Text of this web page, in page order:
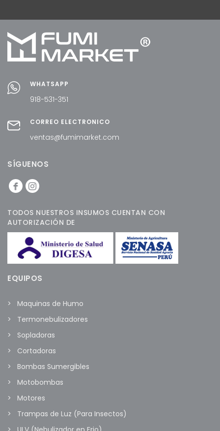
WHATSAPP
918-531-351
CORREO ELECTRÓNICO
ventas@fumimarket.com
SÍGUENOS
TODOS NUESTROS INSUMOS CUENTAN CON
AUTORIZACIÓN DE
EQUIPOS
Maquinas de Humo
Termonebulizadores
Sopladoras
Cortadoras
Bombas Sumergibles
Motobombas
Motores
Trampas de Luz (Para Insectos)